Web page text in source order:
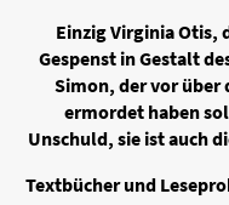
Einzig Virginia Otis,
Gespenst in Gestalt
Simon, der vor über
ermordet haben
Unschuld, sie ist auch
Textbücher und